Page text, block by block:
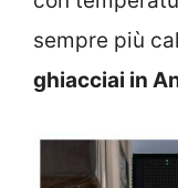
sempre più
ghiacciai in